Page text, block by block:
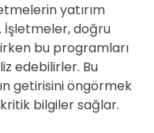
yatırım
İşletmeler, doğru
bu programları
edebilirler. Bu
getirisini öngörmek
bilgiler sağlar.